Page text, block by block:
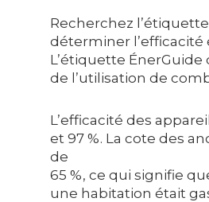
Recherchez
déterminer
L’étiquette
de l’utilisation de
L’efficacité des
et 97 %. La cote des
de
65 %, ce qui signifie
une habitation était